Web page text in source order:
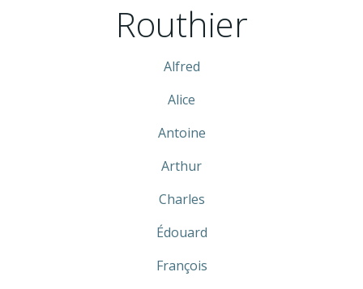
Routhier
Alfred
Alice
Antoine
Arthur
Charles
Édouard
François